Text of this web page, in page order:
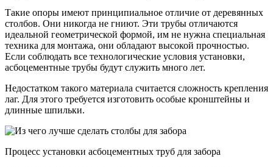
Такие опоры имеют принципиальное отличие от деревянных
столбов. Они никогда не гниют. Эти трубы отличаются
идеальной геометрической формой, им не нужна специальная
техника для монтажа, они обладают высокой прочностью.
Если соблюдать все технологические условия установки,
асбоцементные трубы будут служить много лет.
Недостатком такого материала считается сложность крепления
лаг. Для этого требуется изготовить особые кронштейны и
длинные шпильки.
Процесс установки асбоцементных труб для забора